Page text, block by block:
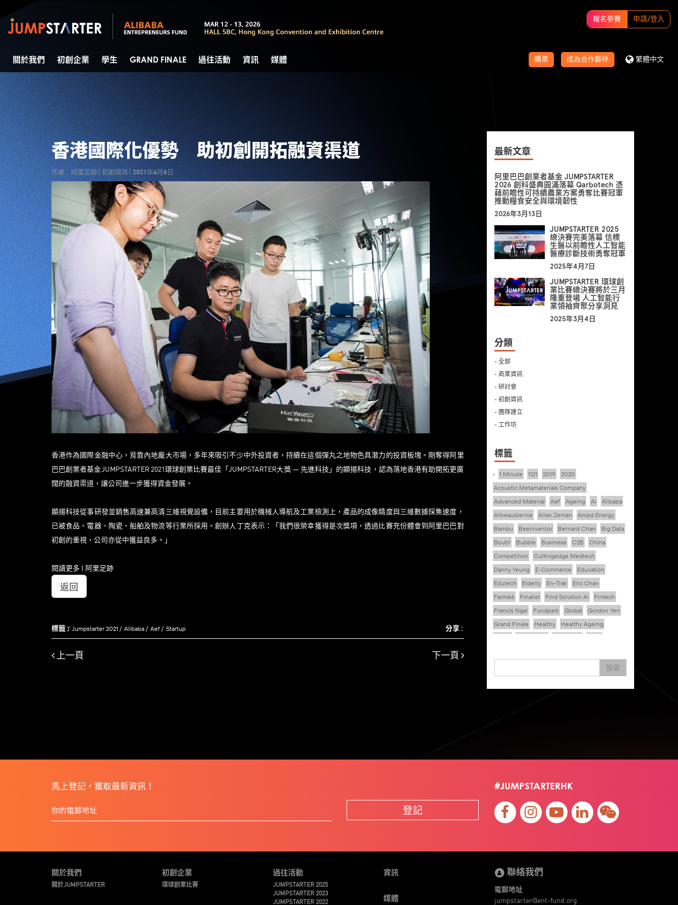
報名参賽 申請/登入
購票 成為合作夥伴 繁體中文
關於我們 初創企業 學生 GRAND FINALE 過往活動 資訊 媒體
香港國際化優勢 助初創開拓融資渠道
作者：阿里足跡 初創資訊 2021年4月6日
香港作為國際金融中心，背靠內地龐大市場，多年來吸引不少中外投資者，持續在這個彈丸之地物色具潛力的投資板塊。剛奪得阿里
巴巴創業者基金JUMPSTARTER 2021環球創業比賽最佳「JUMPSTARTER大獎 — 先進科技」的顯揚科技，認為落地香港有助開拓更廣
闊的融資渠道，讓公司進一步獲得資金發展。
顯揚科技從事研發並銷售高速兼高清三維視覺設備，目前主要用於機械人導航及工業檢測上，產品的成像精度與三維數據採集速度，
已被食品、電器、陶瓷、船舶及物流等行業所採用。創辦人丁克表示：「我們很榮幸獲得是次獎項，透過比賽充份體會到阿里巴巴對
初創的重視，公司亦從中獲益良多。」
閱讀更多 | 阿里足跡
返回
標籤 : Jumpstarter 2021 Alibaba Aef Startup 分享 :
上一頁 下一頁
最新文章
阿里巴巴創業者基金 JUMPSTARTER
2026 創科盛典圓滿落幕 Qarbotech 憑
藉前瞻性可持續農業方案勇奪比賽冠軍
推動糧食安全與環境韌性
2026年3月13日
JUMPSTARTER 2025
總決賽完美落幕 信標
生醫以前瞻性人工智能
醫療診斷技術勇奪冠軍
2025年4月7日
JUMPSTARTER 環球創
業比賽總決賽將於三月
隆重登場 人工智能行
業領袖齊聚分享洞見
2025年3月4日
分類
- 全部
- 商業資訊
- 研討會
- 初創資訊
- 團隊建立
- 工作坊
標籤
1 Minute 1121 2019
2020
Acoustic Metamaterials Company
Advanced Material
Aef Ageing Ai
Alibaba
Alikeaudience
Allan Zeman
Ampd Energy
Bambu
Beeinventor Bernard Chan
Big Data
Boutir
Bubble Business C2B
China
Competition
Cuttingedge Medtech
Danny Yeung
E-Commerce
Education
Edutech
Elderly En-Trak
Eric Chan
Farm66
Finalist Find Solution Ai
Fintech
Francis Ngai
Fundpark Global
Gordon Yen
Grand Finale
Healthy
Healthy Ageing
Iot
Ipharma Limited
Joe Kwan
Jumpstarter
Jumpstarter 2021
Jumpstarter 2022
Jumpstarter/2019/event/startup/investor/corporate
Nanomaterial
Norma
Patent
Pitch Pitch Deck Pitching
Retail
Robo Wunderkind Robot
Robotics
Savio Kwan
Science Semi Pitch
Sensor
Soft Wearable Robotics Limited
Technology
Teddy Chan
搜尋
馬上登記，獲取最新資訊！
登記
#JUMPSTARTERHK
關於我們
關於JUMPSTARTER
初創企業
環球創業比賽
過往活動
JUMPSTARTER 2025
JUMPSTARTER 2023
JUMPSTARTER 2022
資訊
媒體
聯絡我們
電郵地址
jumpstarter@ent-fund.org